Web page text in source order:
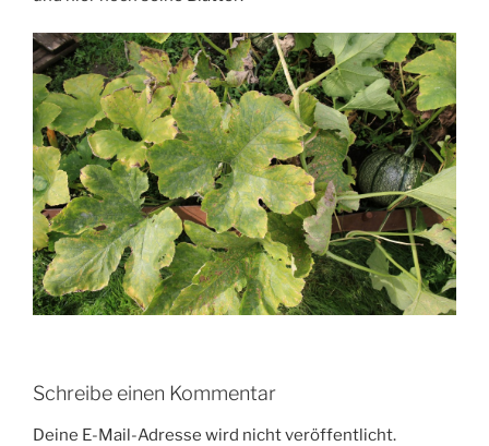
Schreibe einen Kommentar
Deine E-Mail-Adresse wird nicht veröffentlicht.